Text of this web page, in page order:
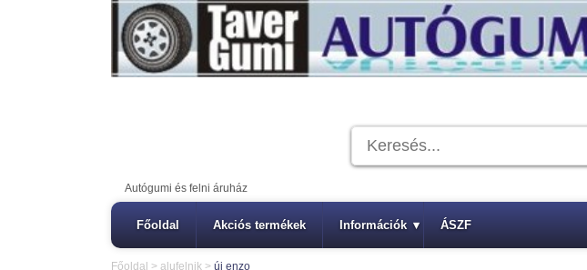
Autógumi és felni áruház
Főoldal Akciós termékek Információk ▾ ÁSZF
Főoldal > alufelnik > új enzo